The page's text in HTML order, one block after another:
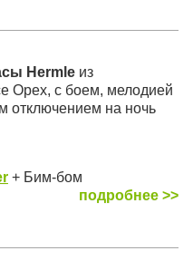
Hermle из
Орех, с боем, мелодией
отключением на ночь
+ Бим-бом
подробнее >>